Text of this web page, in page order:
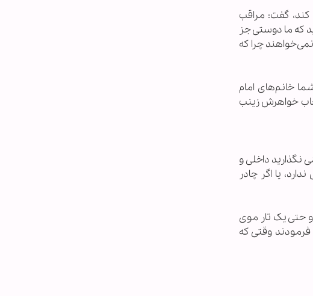
کند، گفت: مراقب
که ما دوستی جز
چرا که
شما خانم‌های امام
خواهرش زینب
داخلی و
یا اگر چادر
حتی یک تار موی
وقتی که